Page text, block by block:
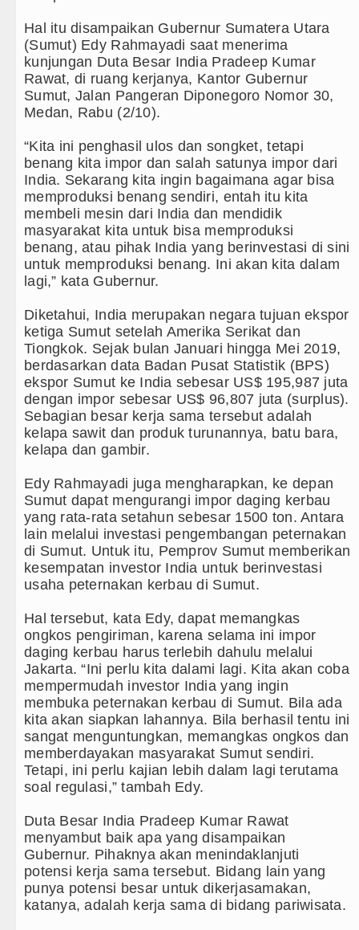
Kayu Hutan illegal di Karo hingga Aktor
Narkoba dalam 300 Hari, Puluhan Kilogram
di Anfield Minggu 9 Agustus 2026 Pukul 20.30 WIB
Soroti Kinerja Kadis Perkimcikataru Medan
Produksi Kelapa di Nias Utara
Tapanuli Utara Gotong Royong Tanam Pohon di
PEN Jadi 15 Tahun?
Villa Laga Persahabatan di Hong Kong
Kayu Hutan illegal di Karo hingga Aktor
Narkoba dalam 300 Hari, Puluhan Kilogram
di Anfield Minggu 9 Agustus 2026 Pukul 20.30 WIB
Hal itu disampaikan Gubernur Sumatera Utara
(Sumut) Edy Rahmayadi saat menerima
kunjungan Duta Besar India Pradeep Kumar
Rawat, di ruang kerjanya, Kantor Gubernur
Sumut, Jalan Pangeran Diponegoro Nomor 30,
Medan, Rabu (2/10).
“Kita ini penghasil ulos dan songket, tetapi
benang kita impor dan salah satunya impor dari
India. Sekarang kita ingin bagaimana agar bisa
memproduksi benang sendiri, entah itu kita
membeli mesin dari India dan mendidik
masyarakat kita untuk bisa memproduksi
benang, atau pihak India yang berinvestasi di sini
untuk memproduksi benang. Ini akan kita dalam
lagi,” kata Gubernur.
Diketahui, India merupakan negara tujuan ekspor
ketiga Sumut setelah Amerika Serikat dan
Tiongkok. Sejak bulan Januari hingga Mei 2019,
berdasarkan data Badan Pusat Statistik (BPS)
ekspor Sumut ke India sebesar US$ 195,987 juta
dengan impor sebesar US$ 96,807 juta (surplus).
Sebagian besar kerja sama tersebut adalah
kelapa sawit dan produk turunannya, batu bara,
kelapa dan gambir.
Edy Rahmayadi juga mengharapkan, ke depan
Sumut dapat mengurangi impor daging kerbau
yang rata-rata setahun sebesar 1500 ton. Antara
lain melalui investasi pengembangan peternakan
di Sumut. Untuk itu, Pemprov Sumut memberikan
kesempatan investor India untuk berinvestasi
usaha peternakan kerbau di Sumut.
Hal tersebut, kata Edy, dapat memangkas
ongkos pengiriman, karena selama ini impor
daging kerbau harus terlebih dahulu melalui
Jakarta. “Ini perlu kita dalami lagi. Kita akan coba
mempermudah investor India yang ingin
membuka peternakan kerbau di Sumut. Bila ada
kita akan siapkan lahannya. Bila berhasil tentu ini
sangat menguntungkan, memangkas ongkos dan
memberdayakan masyarakat Sumut sendiri.
Tetapi, ini perlu kajian lebih dalam lagi terutama
soal regulasi,” tambah Edy.
Duta Besar India Pradeep Kumar Rawat
menyambut baik apa yang disampaikan
Gubernur. Pihaknya akan menindaklanjuti
potensi kerja sama tersebut. Bidang lain yang
punya potensi besar untuk dikerjasamakan,
katanya, adalah kerja sama di bidang pariwisata.